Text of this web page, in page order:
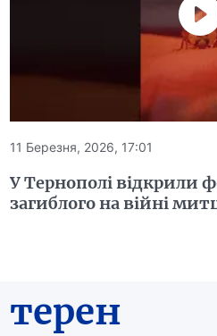
11 Березня, 2026, 17:01
У Тернополі відкрили
загиблого на війні
терен